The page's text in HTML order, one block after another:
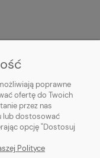
poprawne
ofertę do Twoich
przez nas
lub dostosować
opcję "Dostosuj
Polityce